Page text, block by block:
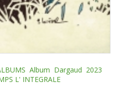
Album Dargaud 2023
L' INTEGRALE